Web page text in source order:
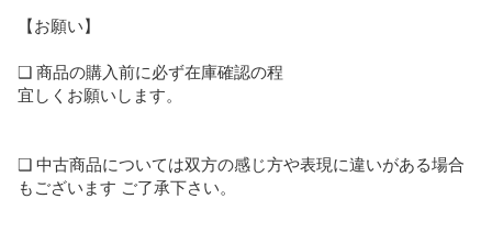
【お願い】
❑ 商品の購入前に必ず在庫確認の程
宜しくお願いします。
❑ 中古商品については双方の感じ方や表現に違いがある場合
もございます ご了承下さい。